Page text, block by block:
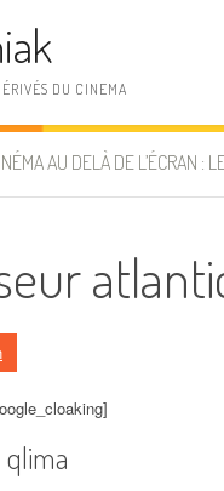
DU CINEMA
AU DELÀ DE L’ÉCRAN :